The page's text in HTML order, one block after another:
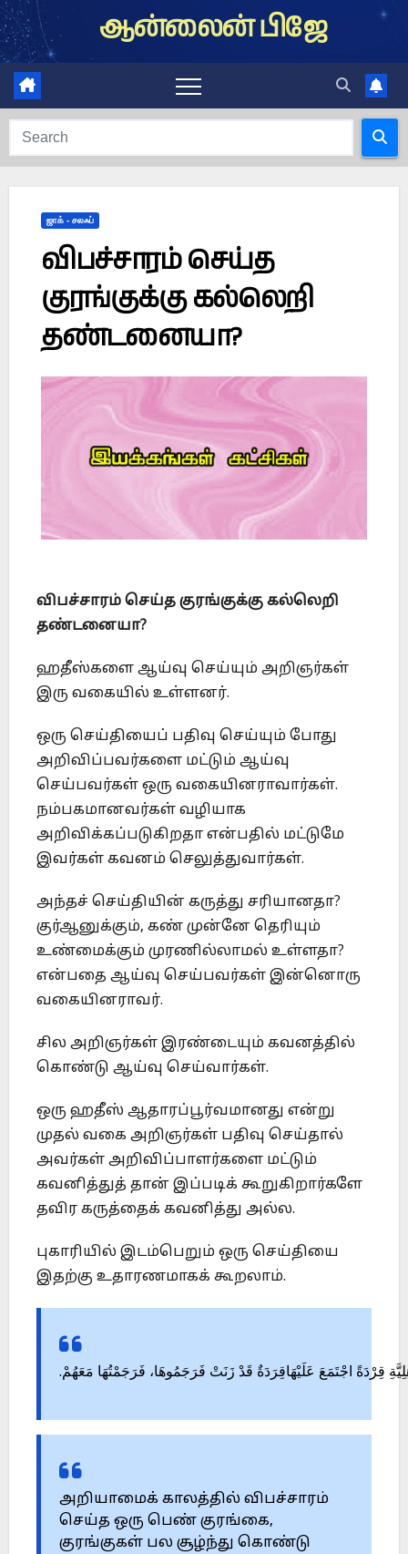
Skip
to
content
ஆன்லைன் பிஜே
ஜாக் - சலஃப்
விபச்சாரம் செய்த
குரங்குக்கு கல்லெறி
தண்டனையா?
விபச்சாரம் செய்த குரங்குக்கு கல்லெறி
தண்டனையா?
ஹதீஸ்களை ஆய்வு செய்யும் அறிஞர்கள்
இரு வகையில் உள்ளனர்.
ஒரு செய்தியைப் பதிவு செய்யும் போது
அறிவிப்பவர்களை மட்டும் ஆய்வு
செய்பவர்கள் ஒரு வகையினராவார்கள்.
நம்பகமானவர்கள் வழியாக
அறிவிக்கப்படுகிறதா என்பதில் மட்டுமே
இவர்கள் கவனம் செலுத்துவார்கள்.
அந்தச் செய்தியின் கருத்து சரியானதா?
குர்ஆனுக்கும், கண் முன்னே தெரியும்
உண்மைக்கும் முரணில்லாமல் உள்ளதா?
என்பதை ஆய்வு செய்பவர்கள் இன்னொரு
வகையினராவர்.
சில அறிஞர்கள் இரண்டையும் கவனத்தில்
கொண்டு ஆய்வு செய்வார்கள்.
ஒரு ஹதீஸ் ஆதாரப்பூர்வமானது என்று
முதல் வகை அறிஞர்கள் பதிவு செய்தால்
அவர்கள் அறிவிப்பாளர்களை மட்டும்
கவனித்துத் தான் இப்படிக் கூறுகிறார்களே
தவிர கருத்தைக் கவனித்து அல்ல.
புகாரியில் இடம்பெறும் ஒரு செய்தியை
இதற்கு உதாரணமாகக் கூறலாம்.
قِرْدَةً اجْتَمَعَ عَلَيْهَاقِرَدَةٌ قَدْ زَنَتْ فَرَجَمُوهَا، فَرَجَمْتُهَا مَعَهُمْ.
அறியாமைக் காலத்தில் விபச்சாரம்
செய்த ஒரு பெண் குரங்கை,
குரங்குகள் பல சூழ்ந்து கொண்டு